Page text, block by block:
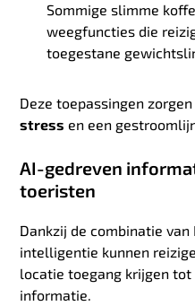
Sommige slimme
weegfuncties die
toegestane
Deze toepassingen
stress en een
AI-gedreven
toeristen
Dankzij de combinatie van
intelligentie kunnen
locatie toegang krijgen
informatie.